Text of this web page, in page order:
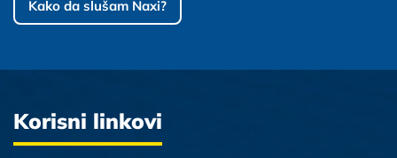
Kako da slušam Naxi?
Korisni linkovi